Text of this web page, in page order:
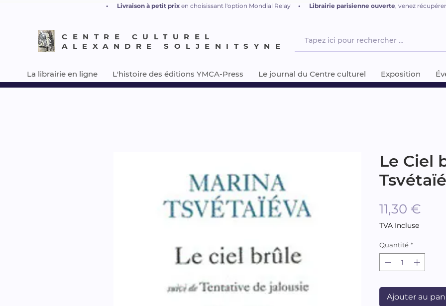
CENTRE CULTUREL
ALEXANDRE SOLJENITSYNE
La librairie en ligne L'histoire des éditions YMCA-Press Le journal du Centre culturel Exposition
Le Ciel
11,30 €
TVA Incluse
Quantité *
Ajouter au
• Livraison à petit prix en choisissant l'option Mondial Relay • Librairie parisienne ouverte, venez